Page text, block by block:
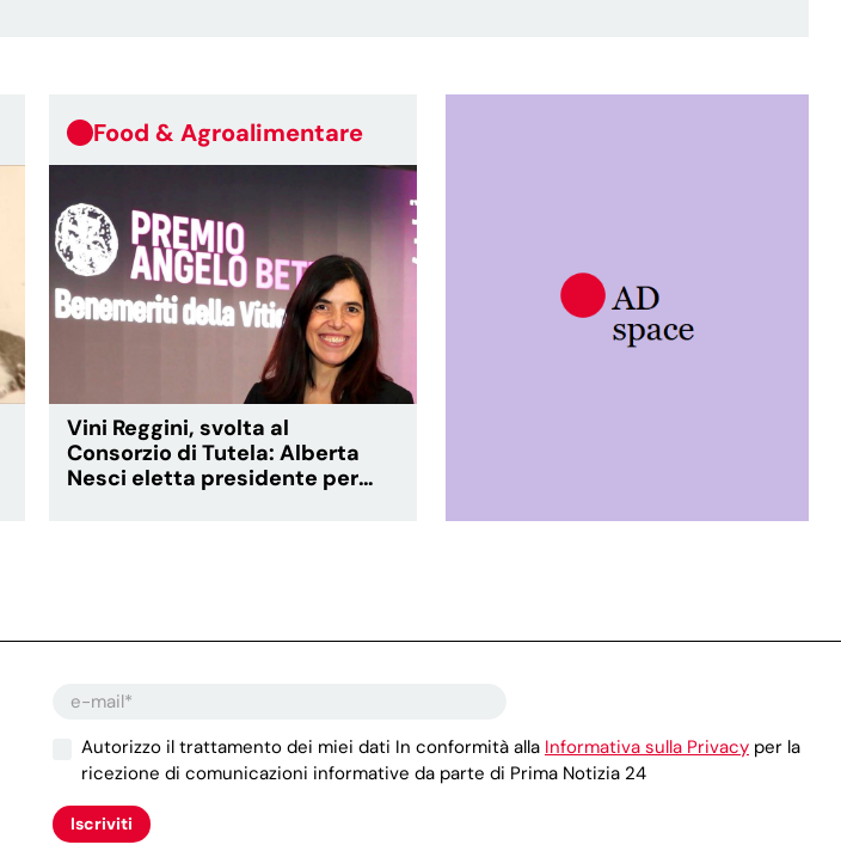
Food & Agroalimentare
Vini Reggini, svolta al
Consorzio di Tutela: Alberta
Nesci eletta presidente per
Autorizzo il trattamento dei miei dati In conformità alla Informativa sulla Privacyper la
ricezione di comunicazioni informative da parte di Prima Notizia 24
Iscriviti